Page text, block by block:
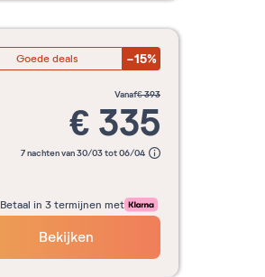
Goede deals -15%
vanaf€393
€ 335
7 nachten van 30/03 tot 06/04
Betaal in 3 termijnen met
Bekijken